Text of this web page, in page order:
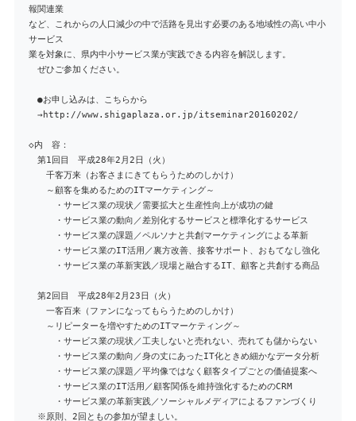
報関連業
など、これからの人口減少の中で活路を見出す必要のある地域性の高い中小
サービス
業を対象に、県内中小サービス業が実践できる内容を解説します。
ぜひご参加ください。
●お申し込みは、こちらから
→http://www.shigaplaza.or.jp/itseminar20160202/
◇内 容：
第1回目 平成28年2月2日（火）
千客万来（お客さまにきてもらうためのしかけ）
～顧客を集めるためのITマーケティング～
・サービス業の現状／需要拡大と生産性向上が成功の鍵
・サービス業の動向／差別化するサービスと標準化するサービス
・サービス業の課題／ペルソナと共創マーケティングによる革新
・サービス業のIT活用／裏方改善、接客サポート、おもてなし強化
・サービス業の革新実践／現場と融合するIT、顧客と共創する商品
第2回目 平成28年2月23日（火）
一客百来（ファンになってもらうためのしかけ）
～リピーターを増やすためのITマーケティング～
・サービス業の現状／工夫しないと売れない、売れても儲からない
・サービス業の動向／身の丈にあったIT化ときめ細かなデータ分析
・サービス業の課題／平均像ではなく顧客タイプごとの価値提案へ
・サービス業のIT活用／顧客関係を維持強化するためのCRM
・サービス業の革新実践／ソーシャルメディアによるファンづくり
※原則、2回ともの参加が望ましい。